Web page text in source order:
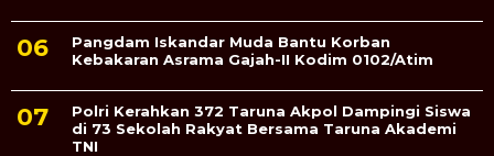
Pangdam Iskandar Muda Bantu Korban
Kebakaran Asrama Gajah-II Kodim 0102/Atim
Polri Kerahkan 372 Taruna Akpol Dampingi Siswa
di 73 Sekolah Rakyat Bersama Taruna Akademi
TNI